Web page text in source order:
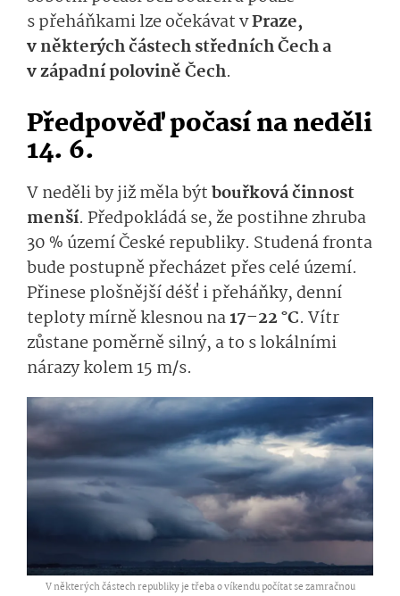
s přeháňkami lze očekávat vPraze,
v některých částech středních Čech a
v západní polovině Čech.
Předpověď počasí na neděli
14. 6.
V neděli by již měla býtbouřková činnost
menší. Předpokládá se, že postihne zhruba
30 % území České republiky. Studená fronta
bude postupně přecházet přes celé území.
Přinese plošnější déšť i přeháňky, denní
teploty mírně klesnou na17–22 °C. Vítr
zůstane poměrně silný, a to s lokálními
nárazy kolem 15 m/s.
V některých částech republiky je třeba o víkendu počítat se zamračnou